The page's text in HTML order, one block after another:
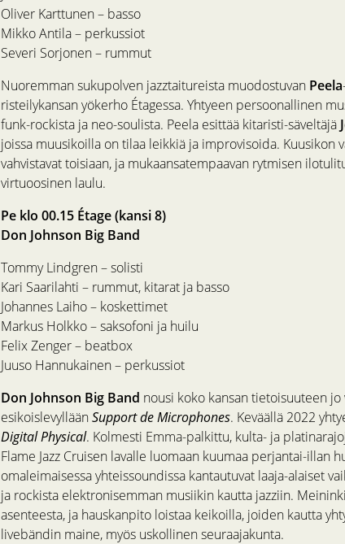
Oliver Karttunen – basso
Mikko Antila – perkussiot
Severi Sorjonen – rummut
Nuoremman sukupolven jazztaitureista muodostuvan Peela
risteilykansan yökerho Étagessa. Yhtyeen persoonallinen
funk-rockista ja neo-soulista. Peela esittää kitaristi-säveltäjä
joissa muusikoilla on tilaa leikkiä ja improvisoida. Kuusikon
vahvistavat toisiaan, ja mukaansatempaavan rytmisen
virtuoosinen laulu.
Pe klo 00.15 Étage (kansi 8)
Don Johnson Big Band
Tommy Lindgren – solisti
Kari Saarilahti – rummut, kitarat ja basso
Johannes Laiho – koskettimet
Markus Holkko – saksofoni ja huilu
Felix Zenger – beatbox
Juuso Hannukainen – perkussiot
Don Johnson Big Band nousi koko kansan tietoisuuteen
esikoislevylläänSupport de Microphones. Keväällä 2022
Digital Physical. Kolmesti Emma-palkittu, kulta- ja
Flame Jazz Cruisen lavalle luomaan kuumaa perjantai-illan
omaleimaisessa yhteissoundissa kantautuvat laaja-alaiset
ja rockista elektronisemman musiikin kautta jazziin.
asenteesta, ja hauskanpito loistaa keikoilla, joiden kautta
livebändin maine, myös uskollinen seuraajakunta.